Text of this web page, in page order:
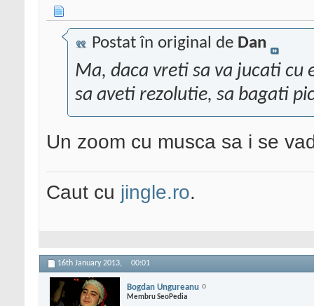
Postat în original de Dan
Ma, daca vreti sa va jucati cu
sa aveti rezolutie, sa bagati
Un zoom cu musca sa i se
Caut cu jingle.ro.
16th January 2013, 00:01
Bogdan Ungureanu
Membru SeoPedia